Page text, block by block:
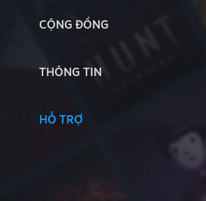
CỘNG ĐỒNG
THÔNG TIN
HỖ TRỢ